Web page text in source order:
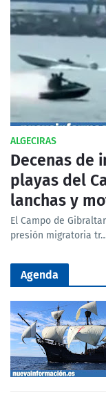
ALGECIRAS
Decenas de
playas del
lanchas y
El Campo de
presión migratoria
Agenda